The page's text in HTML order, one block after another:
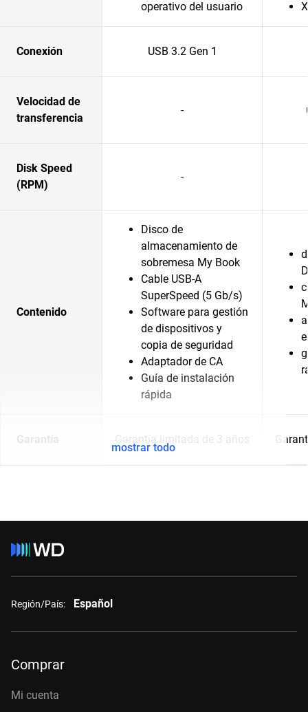
operativo del usuario
Conexión USB 3.2 Gen 1
Velocidad de
transferencia
-
Disk Speed
(RPM)
-
Contenido
Disco de
almacenamiento de
sobremesa My Book
Cable USB-A
SuperSpeed (5 Gb/s)
Software para gestión
de dispositivos y
copia de seguridad
Adaptador de CA
Guía de instalación
rápida
Garantía Garantía limitada de 3 años
mostrar todo
Región/País: Español
Comprar
Mi cuenta